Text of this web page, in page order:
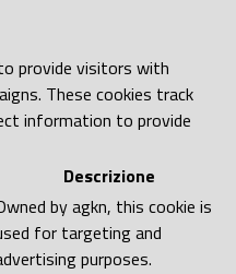
provide visitors with
These cookies track
information to provide
Descrizione
by agkn, this cookie is
for targeting and
purposes.